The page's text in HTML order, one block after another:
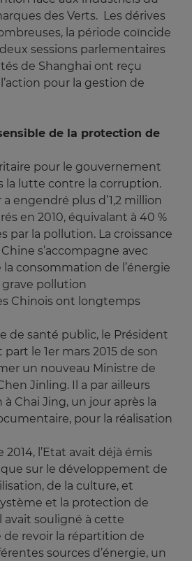
des Verts. Les dérives
la période coïncide
sessions parlementaires
de Shanghai ont reçu
l’action pour la gestion de
de la protection de
pour le gouvernement
la lutte contre la corruption.
a engendré plus d’1,2 million
en 2010, équivalant à 40 %
par la pollution. La croissance
s’accompagne avec
la consommation de l’énergie
pollution
Chinois ont longtemps
de santé public, le Président
le 1er mars 2015 de son
un nouveau Ministre de
Jinling. Il a par ailleurs
Chai Jing, un jour après la
pour la réalisation
2014, l’Etat avait déjà émis
sur le développement de
de la culture, et
et la protection de
avait souligné à cette
de revoir la répartition de
sources d’énergie, un